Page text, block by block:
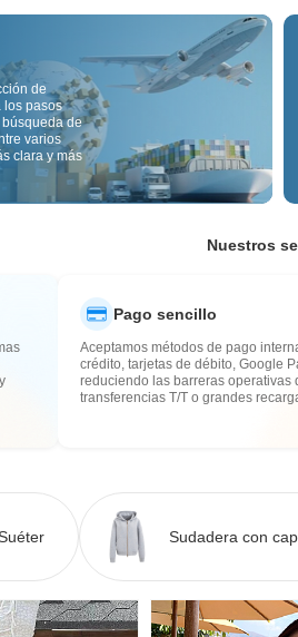
de
los pasos
de
varios
clara y más
Nuestros
Pago sencillo
Aceptamos métodos de pago
crédito, tarjetas de débito, Google
reduciendo las barreras operativas
transferencias T/T o grandes
Sudadera con